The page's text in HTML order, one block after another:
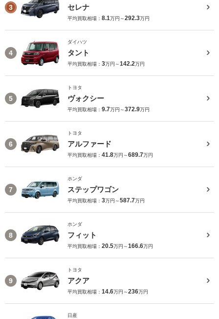
3 セレナ
平均買取相場： 8.1万円～292.3万円
4
ダイハツ
タント
平均買取相場： 3万円～142.2万円
5
トヨタ
ヴォクシー
平均買取相場： 9.7万円～372.9万円
6
トヨタ
アルファード
平均買取相場： 41.8万円～689.7万円
7
ホンダ
ステップワゴン
平均買取相場： 3万円～587.7万円
8
ホンダ
フィット
平均買取相場： 20.5万円～166.6万円
9
トヨタ
アクア
平均買取相場： 14.6万円～236万円
日産